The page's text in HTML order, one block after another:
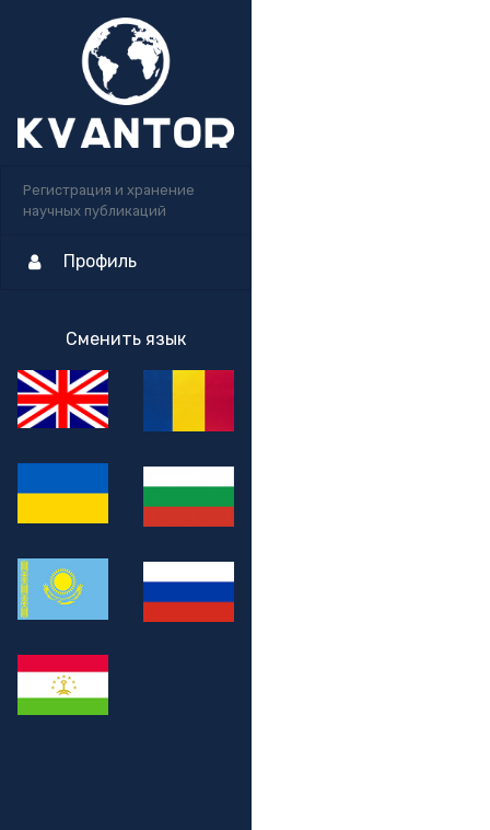
Регистрация и хранение
научных публикаций
Профиль
Сменить язык